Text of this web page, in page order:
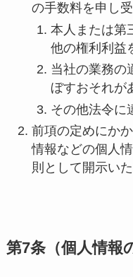
の手数料を申し受
本人または第
他の権利利益
当社の業務の
ぼすおそれが
その他法令に
前項の定めにか
情報などの個人
則として開示いた
第7条（個人情報